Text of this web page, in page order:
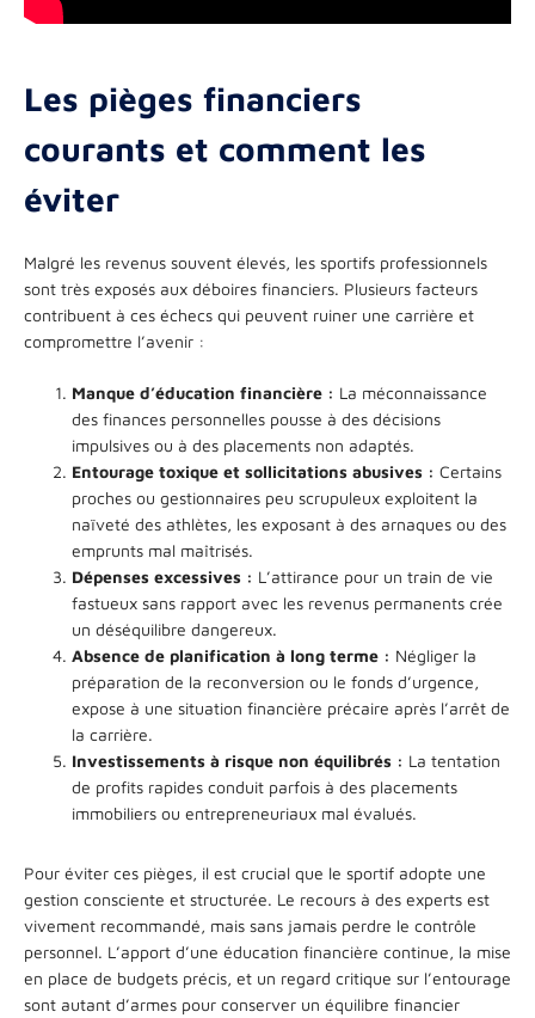
Les pièges financiers
courants et comment les
éviter
Malgré les revenus souvent élevés, les sportifs professionnels
sont très exposés aux déboires financiers. Plusieurs facteurs
contribuent à ces échecs qui peuvent ruiner une carrière et
compromettre l’avenir :
Manque d’éducation financière : La méconnaissance
des finances personnelles pousse à des décisions
impulsives ou à des placements non adaptés.
Entourage toxique et sollicitations abusives : Certains
proches ou gestionnaires peu scrupuleux exploitent la
naïveté des athlètes, les exposant à des arnaques ou des
emprunts mal maîtrisés.
Dépenses excessives : L’attirance pour un train de vie
fastueux sans rapport avec les revenus permanents crée
un déséquilibre dangereux.
Absence de planification à long terme : Négliger la
préparation de la reconversion ou le fonds d’urgence,
expose à une situation financière précaire après l’arrêt de
la carrière.
Investissements à risque non équilibrés : La tentation
de profits rapides conduit parfois à des placements
immobiliers ou entrepreneuriaux mal évalués.
Pour éviter ces pièges, il est crucial que le sportif adopte une
gestion consciente et structurée. Le recours à des experts est
vivement recommandé, mais sans jamais perdre le contrôle
personnel. L’apport d’une éducation financière continue, la mise
en place de budgets précis, et un regard critique sur l’entourage
sont autant d’armes pour conserver un équilibre financier